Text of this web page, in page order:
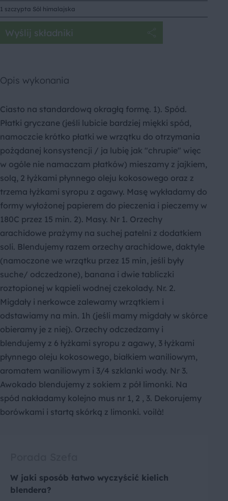
1 szczypta Sól himalajska
Wyślij składniki
Opis wykonania
Ciasto na standardową okragłą formę. 1). Spód.
Płatki gryczane (jeśli lubicie bardziej miękki spód,
namoczcie krótko płatki we wrzątku do otrzymania
pożądanej konsystencji / ja lubię jak "chrupie" więc
w ogóle nie namaczam płatków) mieszamy z jajkiem,
solą, 2 łyżkami płynnego oleju kokosowego oraz z
trzema łyżkami syropu z agawy. Masę wykładamy do
formy wyłożonej papierem do pieczenia i pieczemy w
180C przez 15 min. 2). Masy. Nr 1. Orzechy
arachidowe prażymy na suchej patelni z dodatkiem
soli. Blendujemy razem orzechy arachidowe, daktyle
(namoczone we wrzątku przez 15 min, jeśli były
suche/ odczedzone), banana i dwie tabliczki
roztopionej w kąpieli wodnej czekolady. Nr. 2.
Migdały i nerkowce zalewamy wrzątkiem i
odstawiamy na min. 1h (jeśli mamy migdały w skórce
obieramy je z niej). Orzechy odczedzamy i
blendujemy z 6 łyżkami syropu z agawy, 3 łyżkami
płynnego oleju kokosowego, białkiem waniliowym,
aromatem waniliowym i 3/4 szklanki wody. Nr 3.
Awokado blendujemy z sokiem z pół limonki. Na
spód nakładamy kolejno mus nr 1, 2 , 3. Dekorujemy
borówkami i startą skórką z limonki. voilà!
W jaki sposób łatwo wyczyścić kielich
blendera?